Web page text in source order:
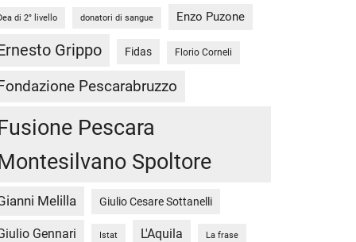
di 2° livello donatori di sangue Enzo Puzone
Grippo Fidas Florio Corneli
Pescarabruzzo
Pescara
Spoltore
Melilla Giulio Cesare Sottanelli
Gennari Istat L'Aquila La frase